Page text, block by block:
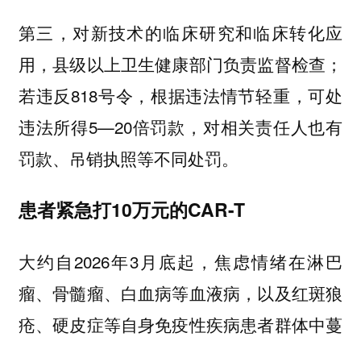
第三，对新技术的临床研究和临床转化应
用，县级以上卫生健康部门负责监督检查；
若违反818号令，根据违法情节轻重，可处
违法所得5—20倍罚款，对相关责任人也有
罚款、吊销执照等不同处罚。
患者紧急打10万元的CAR-T
大约自2026年3月底起，焦虑情绪在淋巴
瘤、骨髓瘤、白血病等血液病，以及红斑狼
疮、硬皮症等自身免疫性疾病患者群体中蔓